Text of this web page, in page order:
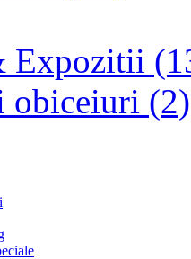
Expozitii
obiceiuri (2)